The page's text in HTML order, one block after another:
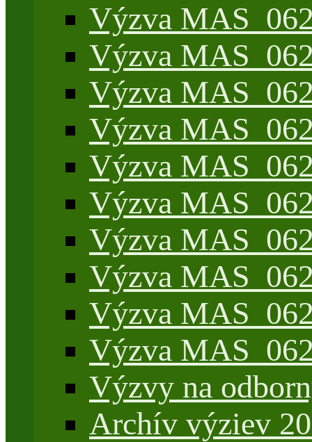
Výzva
Výzva
Výzva
Výzva
Výzva
Výzva
Výzva
Výzva
Výzva
Výzva
Výzvy na
Archív výziev